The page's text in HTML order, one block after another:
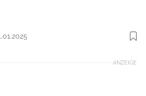
Foto: Getty Images Europe
ANZEIGE